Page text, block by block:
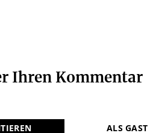
Ihren Kommentar
ALS